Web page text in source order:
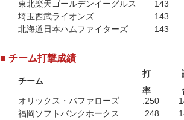
東北楽天ゴールデンイーグルス
143
埼玉西武ライオンズ
143
北海道日本ハムファイターズ
143
■ チーム打撃成績
チーム
打
率
オリックス・バファローズ
.250
福岡ソフトバンクホークス
.248